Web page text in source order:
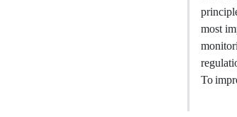
most
To